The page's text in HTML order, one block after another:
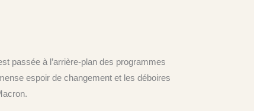
passée à l’arrière-plan des programmes
espoir de changement et les déboires